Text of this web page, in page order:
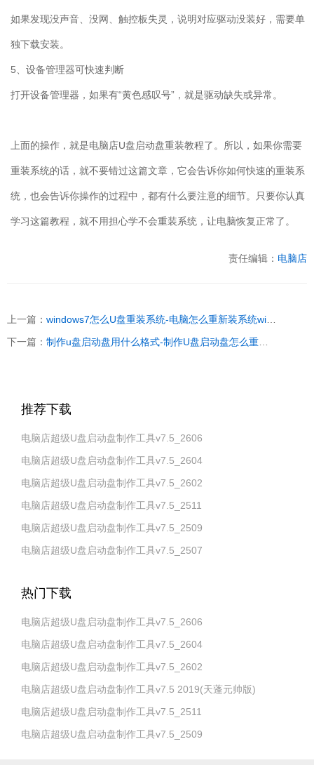
如果发现没声音、没网、触控板失灵，说明对应驱动没装好，需要单
独下载安装。
5 、设备管理器可快速判断
打开设备管理器，如果有“黄色感叹号”，就是驱动缺失或异常。
上面的操作，就是电脑店U盘启动盘重装教程了。所以，如果你需要
重装系统的话，就不要错过这篇文章，它会告诉你如何快速的重装系
统，也会告诉你操作的过程中，都有什么要注意的细节。只要你认真
学习这篇教程，就不用担心学不会重装系统，让电脑恢复正常了。
责任编辑： 电脑店
上一篇： windows7怎么U盘重装系统-电脑怎么重新装系统windows7
下一篇： 制作u盘启动盘用什么格式-制作U盘启动盘怎么重装系统
推荐下载
电脑店超级U盘启动盘制作工具v7.5_2606
电脑店超级U盘启动盘制作工具v7.5_2604
电脑店超级U盘启动盘制作工具v7.5_2602
电脑店超级U盘启动盘制作工具v7.5_2511
电脑店超级U盘启动盘制作工具v7.5_2509
电脑店超级U盘启动盘制作工具v7.5_2507
热门下载
电脑店超级U盘启动盘制作工具v7.5_2606
电脑店超级U盘启动盘制作工具v7.5_2604
电脑店超级U盘启动盘制作工具v7.5_2602
电脑店超级U盘启动盘制作工具v7.5 2019(天蓬元帅版)
电脑店超级U盘启动盘制作工具v7.5_2511
电脑店超级U盘启动盘制作工具v7.5_2509